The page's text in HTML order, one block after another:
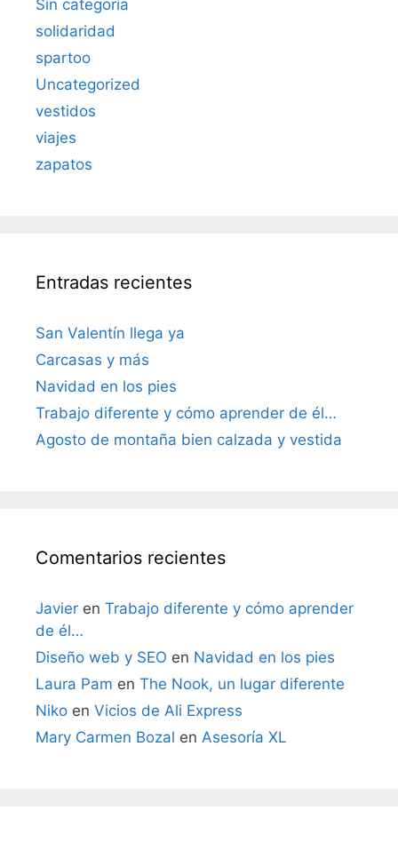
Sin categoría
solidaridad
spartoo
Uncategorized
vestidos
viajes
zapatos
Entradas recientes
San Valentín llega ya
Carcasas y más
Navidad en los pies
Trabajo diferente y cómo aprender de él…
Agosto de montaña bien calzada y vestida
Comentarios recientes
Javier en Trabajo diferente y cómo aprender
de él…
Diseño web y SEO en Navidad en los pies
Laura Pam en The Nook, un lugar diferente
Niko en Vicios de Ali Express
Mary Carmen Bozal en Asesoría XL